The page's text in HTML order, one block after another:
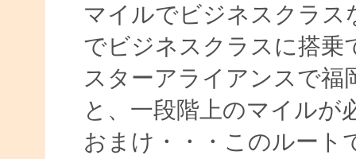
マイルでビジネスクラス
でビジネスクラスに搭乗
スターアライアンスで福
と、一段階上のマイルが
おまけ・・・このルート